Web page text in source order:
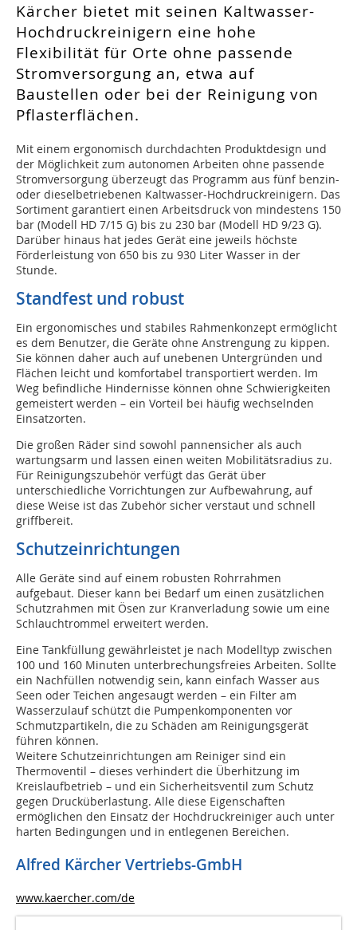
Kärcher bietet mit seinen Kaltwasser-
Hochdruckreinigern eine hohe
Flexibilität für Orte ohne passende
Stromversorgung an, etwa auf
Baustellen oder bei der Reinigung von
Pflasterflächen.
Mit einem ergonomisch durchdachten Produktdesign und
der Möglichkeit zum autonomen Arbeiten ohne passende
Stromversorgung überzeugt das Programm aus fünf benzin-
oder dieselbetriebenen Kaltwasser-Hochdruckreinigern. Das
Sortiment garantiert einen Arbeitsdruck von mindestens 150
bar (Modell HD 7/15 G) bis zu 230 bar (Modell HD 9/23 G).
Darüber hinaus hat jedes Gerät eine jeweils höchste
Förderleistung von 650 bis zu 930 Liter Wasser in der
Stunde.
Standfest und robust
Ein ergonomisches und stabiles Rahmenkonzept ermöglicht
es dem Benutzer, die Geräte ohne Anstrengung zu kippen.
Sie können daher auch auf unebenen Untergründen und
Flächen leicht und komfortabel transportiert werden. Im
Weg befindliche Hindernisse können ohne Schwierigkeiten
gemeistert werden – ein Vorteil bei häufig wechselnden
Einsatzorten.
Die großen Räder sind sowohl pannensicher als auch
wartungsarm und lassen einen weiten Mobilitätsradius zu.
Für Reinigungszubehör verfügt das Gerät über
unterschiedliche Vorrichtungen zur Aufbewahrung, auf
diese Weise ist das Zubehör sicher verstaut und schnell
griffbereit.
Schutzeinrichtungen
Alle Geräte sind auf einem robusten Rohrrahmen
aufgebaut. Dieser kann bei Bedarf um einen zusätzlichen
Schutzrahmen mit Ösen zur Kranverladung sowie um eine
Schlauchtrommel erweitert werden.
Eine Tankfüllung gewährleistet je nach Modelltyp zwischen
100 und 160 Minuten unterbrechungsfreies Arbeiten. Sollte
ein Nachfüllen notwendig sein, kann einfach Wasser aus
Seen oder Teichen angesaugt werden – ein Filter am
Wasserzulauf schützt die Pumpenkomponenten vor
Schmutzpartikeln, die zu Schäden am Reinigungsgerät
führen können.
Weitere Schutzeinrichtungen am Reiniger sind ein
Thermoventil – dieses verhindert die Überhitzung im
Kreislaufbetrieb – und ein Sicherheitsventil zum Schutz
gegen Drucküberlastung. Alle diese Eigenschaften
ermöglichen den Einsatz der Hochdruckreiniger auch unter
harten Bedingungen und in entlegenen Bereichen.
Alfred Kärcher Vertriebs-GmbH
www.kaercher.com/de